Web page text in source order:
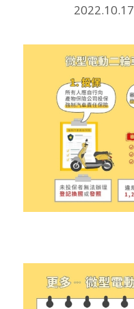
2022.10.17